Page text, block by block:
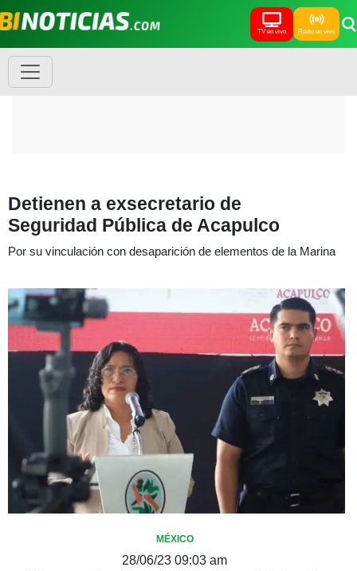
TV en vivo Radio en vivo
Detienen a exsecretario de
Seguridad Pública de Acapulco
Por su vinculación con desaparición de elementos de la Marina
MÉXICO
28/06/23 09:03 am